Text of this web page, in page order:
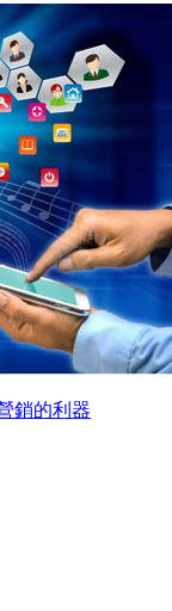
銷的利器